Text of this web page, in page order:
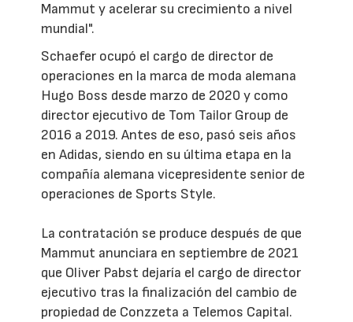
Mammut y acelerar su crecimiento a nivel
mundial".
Schaefer ocupó el cargo de director de
operaciones en la marca de moda alemana
Hugo Boss desde marzo de 2020 y como
director ejecutivo de Tom Tailor Group de
2016 a 2019. Antes de eso, pasó seis años
en Adidas, siendo en su última etapa en la
compañía alemana vicepresidente senior de
operaciones de Sports Style.
La contratación se produce después de que
Mammut anunciara en septiembre de 2021
que Oliver Pabst dejaría el cargo de director
ejecutivo tras la finalización del cambio de
propiedad de Conzzeta a Telemos Capital.